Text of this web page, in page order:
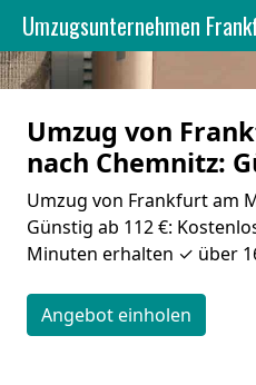
Umzugsunternehmen
Umzug von
nach Chemnitz:
Umzug von Frankfurt am
Günstig ab 112 €:
Minuten erhalten ✓ über
Angebot einholen